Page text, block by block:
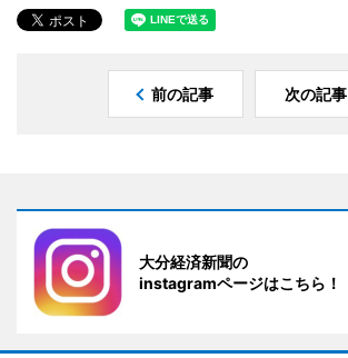
前の記事 次の記事
大分経済新聞の
instagramページはこちら！